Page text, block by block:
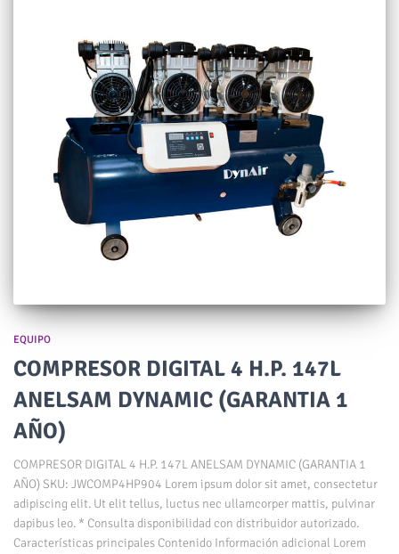
EQUIPO
COMPRESOR DIGITAL 4 H.P. 147L
ANELSAM DYNAMIC (GARANTIA 1
AÑO)
COMPRESOR DIGITAL 4 H.P. 147L ANELSAM DYNAMIC (GARANTIA 1
AÑO) SKU: JWCOMP4HP904 Lorem ipsum dolor sit amet, consectetur
adipiscing elit. Ut elit tellus, luctus nec ullamcorper mattis, pulvinar
dapibus leo. * Consulta disponibilidad con distribuidor autorizado.
Características principales Contenido Información adicional Lorem